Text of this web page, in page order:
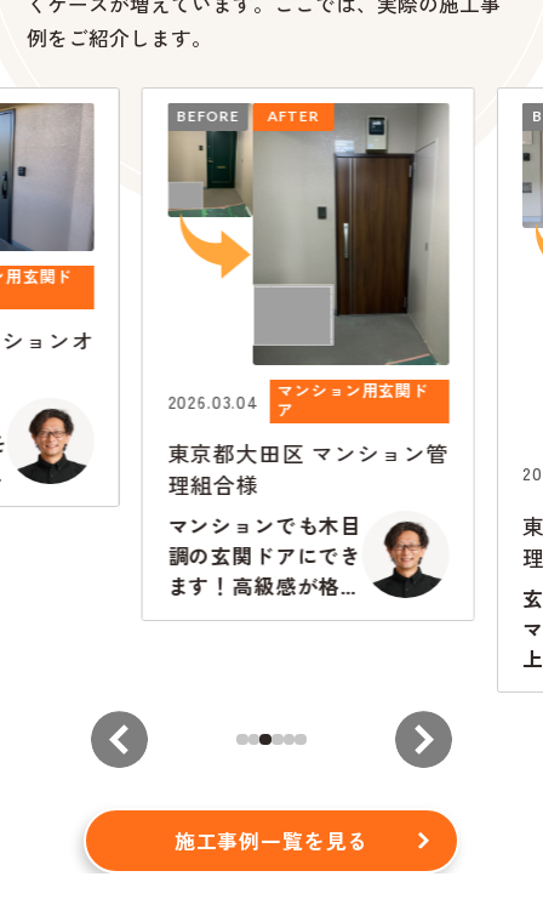
例をご紹介します。
ド
ンオ
BEFORE AFTER
2026.03.04
マンション用玄関ド
ア
東京都大田区 マンション管
理組合様
マンションでも木目
調の玄関ドアにでき
ます！高級感が格段
に違います
東
理
玄
マ
上
から
施工事例一覧を見る